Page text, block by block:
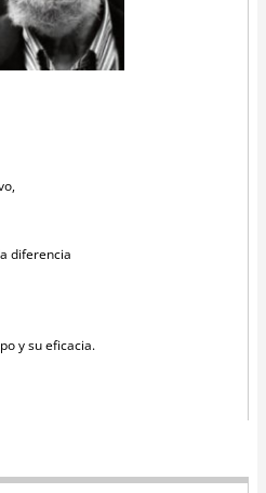
diferencia
y su eficacia.